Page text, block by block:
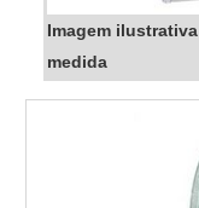
Imagem
medida